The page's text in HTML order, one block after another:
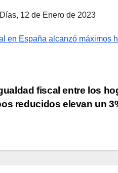
12 de Enero de 2023
en España alcanzó máximos
fiscal entre los
reducidos elevan un